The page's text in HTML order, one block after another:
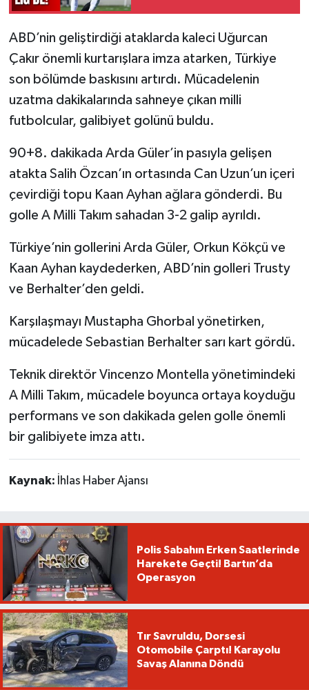
ABD’nin geliştirdiği ataklarda kaleci Uğurcan
Çakır önemli kurtarışlara imza atarken, Türkiye
son bölümde baskısını artırdı. Mücadelenin
uzatma dakikalarında sahneye çıkan milli
futbolcular, galibiyet golünü buldu.
90+8. dakikada Arda Güler’in pasıyla gelişen
atakta Salih Özcan’ın ortasında Can Uzun’un içeri
çevirdiği topu Kaan Ayhan ağlara gönderdi. Bu
golle A Milli Takım sahadan 3-2 galip ayrıldı.
Türkiye’nin gollerini Arda Güler, Orkun Kökçü ve
Kaan Ayhan kaydederken, ABD’nin golleri Trusty
ve Berhalter’den geldi.
Karşılaşmayı Mustapha Ghorbal yönetirken,
mücadelede Sebastian Berhalter sarı kart gördü.
Teknik direktör Vincenzo Montella yönetimindeki
A Milli Takım, mücadele boyunca ortaya koyduğu
performans ve son dakikada gelen golle önemli
bir galibiyete imza attı.
Kaynak: İhlas Haber Ajansı
Polis Sabahın Erken Saatlerinde
Harekete Geçti! Bartın’da
Operasyon
Tır Savruldu, Dorsesi
Otomobile Çarptı! Karayolu
Savaş Alanına Döndü